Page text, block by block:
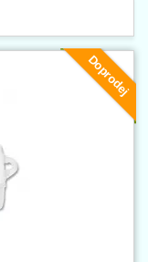
Doprodej